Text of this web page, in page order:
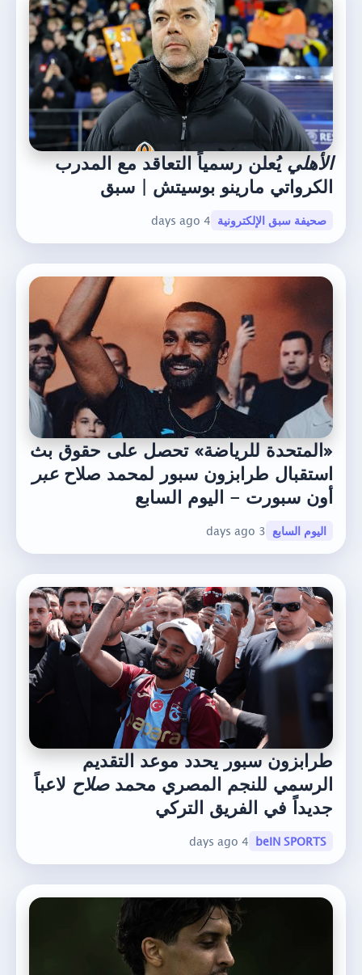
الأهلييُعلن رسمياً التعاقد مع المدرب
الكرواتي مارينو بوسيتش | سبق
صحيفة سبق الإلكترونية 4 days ago
«المتحدة للرياضة» تحصل على حقوق بث
استقبال طرابزون سبور لمحمد صلاحعبر
أون سبورت - اليوم السابع
اليوم السابع 3 days ago
طرابزون سبور يحدد موعد التقديم
الرسمي للنجم المصري محمدصلاح لاعباً
جديداً في الفريق التركي
beIN SPORTS
4 days ago